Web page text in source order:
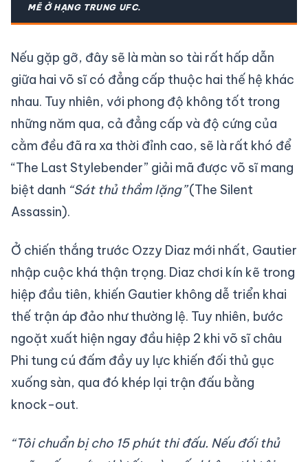
MẼ Ở HẠNG TRUNG UFC.
Nếu gặp gỡ, đây sẽ là màn so tài rất hấp dẫn
giữa hai võ sĩ có đẳng cấp thuộc hai thế hệ khác
nhau. Tuy nhiên, với phong độ không tốt trong
những năm qua, cả đẳng cấp và độ cứng của
cằm đều đã ra xa thời đỉnh cao, sẽ là rất khó để
“The Last Stylebender” giải mã được võ sĩ mang
biệt danh “Sát thủ thầm lặng”(The Silent
Assassin).
Ở chiến thắng trước Ozzy Diaz mới nhất, Gautier
nhập cuộc khá thận trọng. Diaz chơi kín kẽ trong
hiệp đầu tiên, khiến Gautier không dễ triển khai
thế trận áp đảo như thường lệ. Tuy nhiên, bước
ngoặt xuất hiện ngay đầu hiệp 2 khi võ sĩ châu
Phi tung cú đấm đầy uy lực khiến đối thủ gục
xuống sàn, qua đó khép lại trận đấu bằng
knock-out.
“Tôi chuẩn bị cho 15 phút thi đấu. Nếu đối thủ